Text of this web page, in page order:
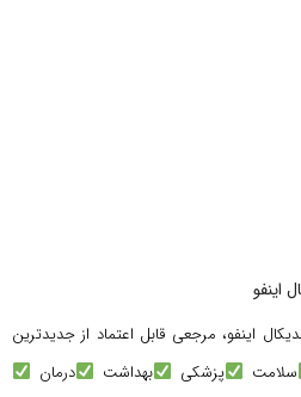
اینفو
اینفو، مرجعی قابل اعتماد از جدیدترین
سلامت پزشکی بهداشت
درمان